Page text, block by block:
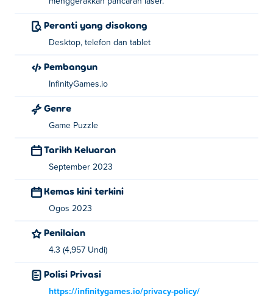
Peranti yang disokong
Desktop, telefon dan tablet
Pembangun
InfinityGames.io
Genre
Game Puzzle
Tarikh Keluaran
September 2023
Kemas kini terkini
Ogos 2023
Penilaian
4.3 (4,957 Undi)
Polisi Privasi
https://infinitygames.io/privacy-policy/